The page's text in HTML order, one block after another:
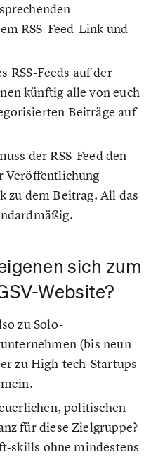
RSS-Feed-Link und
RSS-Feeds auf der
künftig alle von euch
Beiträge auf
der RSS-Feed den
Veröffentlichung
zu dem Beitrag. All das
sich zum
Website?
zu Solo-
(bis neun
zu High-tech-Startups
politischen
für diese Zielgruppe?
skills ohne mindestens